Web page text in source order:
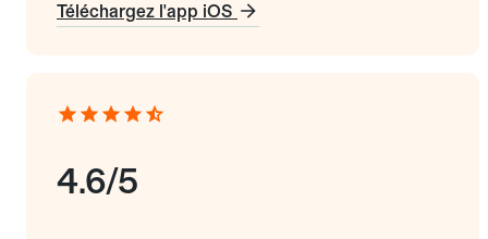
Téléchargez l'app iOS
4.6/5